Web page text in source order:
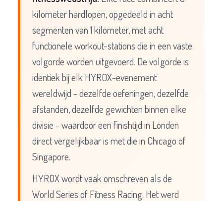
kilometer hardlopen, opgedeeld in acht
segmenten van 1 kilometer, met acht
functionele workout-stations die in een vaste
volgorde worden uitgevoerd. De volgorde is
identiek bij elk HYROX-evenement
wereldwijd - dezelfde oefeningen, dezelfde
afstanden, dezelfde gewichten binnen elke
divisie - waardoor een finishtijd in Londen
direct vergelijkbaar is met die in Chicago of
Singapore.
HYROX wordt vaak omschreven als de
World Series of Fitness Racing. Het werd